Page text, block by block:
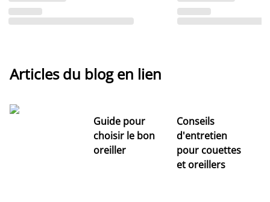
Articles du blog en lien
Guide pour
choisir le bon
oreiller
Conseils
d'entretien
pour couettes
et oreillers